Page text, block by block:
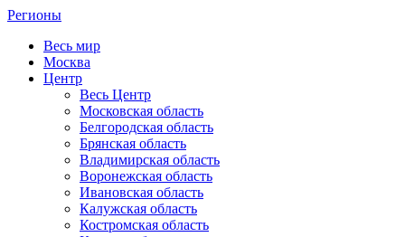
Регионы
Весь мир
Москва
Центр
Весь Центр
Московская область
Белгородская область
Брянская область
Владимирская область
Воронежская область
Ивановская область
Калужская область
Костромская область